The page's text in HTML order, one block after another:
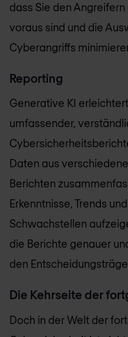
dass Sie den
voraus sind und die
Cyberangriffs
Reporting
Generative KI
umfassender,
Daten aus
Berichten
Erkenntnisse, Trends
Schwachstellen
die Berichte genauer
den
Die Kehrseite der
Doch in der Welt der